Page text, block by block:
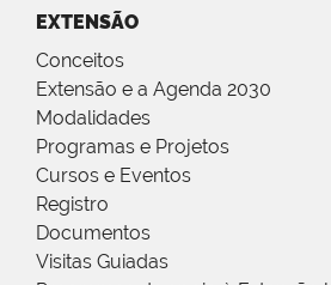
EXTENSÃO
Conceitos
Extensão e a Agenda 2030
Modalidades
Programas e Projetos
Cursos e Eventos
Registro
Documentos
Visitas Guiadas